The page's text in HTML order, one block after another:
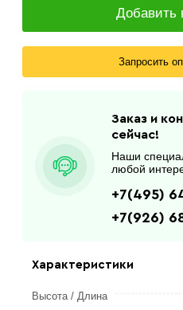
Характеристики
Высота / Длина
Добавить
Запросить
Заказ и
сейчас!
Наши
любой
+7(495)
+7(926)